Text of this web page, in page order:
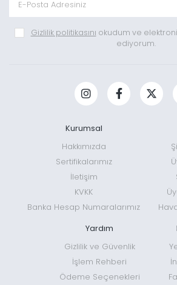
Gizlilik politikasını okudum ve
ediyorum.
Kurumsal
Hakkımızda
Sertifikalarımız
İletişim
KVKK
Banka Hesap Numaralarımız
Yardım
Gizlilik ve Güvenlik
İşlem Rehberi
Ödeme Seçenekleri